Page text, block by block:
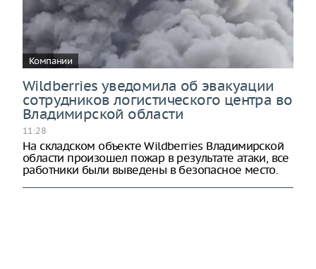
Компании
Wildberries уведомила об эвакуации
сотрудников логистического центра во
Владимирской области
11:28
На складском объекте Wildberries Владимирской
области произошел пожар в результате атаки, все
работники были выведены в безопасное место.